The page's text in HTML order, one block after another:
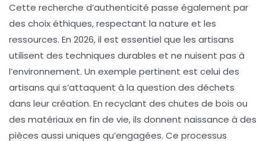
Cette recherche d’authenticité passe également par
des choix éthiques, respectant la nature et les
ressources. En 2026, il est essentiel que les artisans
utilisent des techniques durables et ne nuisent pas à
l’environnement. Un exemple pertinent est celui des
artisans qui s’attaquent à la question des déchets
dans leur création. En recyclant des chutes de bois ou
des matériaux en fin de vie, ils donnent naissance à des
pièces aussi uniques qu’engagées. Ce processus